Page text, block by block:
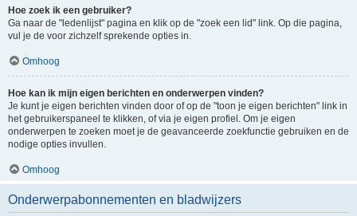
Hoe zoek ik een gebruiker?
Ga naar de "ledenlijst" pagina en klik op de "zoek een lid" link. Op die pagina,
vul je de voor zichzelf sprekende opties in.
Omhoog
Hoe kan ik mijn eigen berichten en onderwerpen vinden?
Je kunt je eigen berichten vinden door of op de "toon je eigen berichten" link in
het gebruikerspaneel te klikken, of via je eigen profiel. Om je eigen
onderwerpen te zoeken moet je de geavanceerde zoekfunctie gebruiken en de
nodige opties invullen.
Omhoog
Onderwerpabonnementen en bladwijzers